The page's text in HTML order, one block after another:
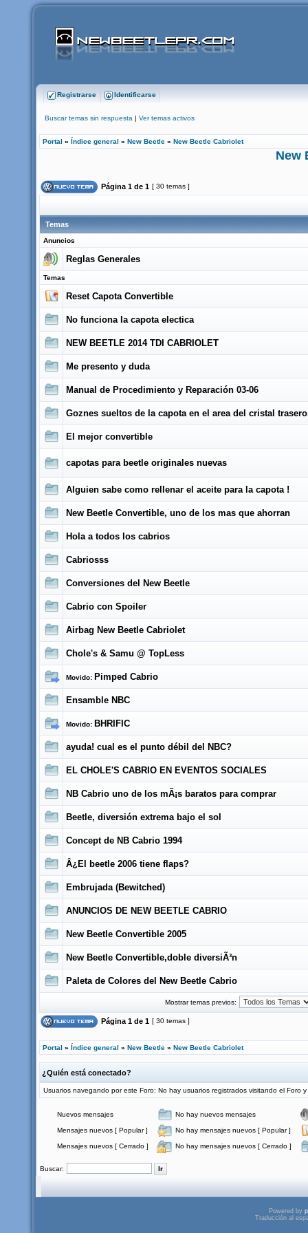
Registrarse Identificarse
Buscar temas sin respuesta | Ver temas activos
Portal » Índice general » New Beetle » New Beetle Cabriolet
New
Página 1 de 1 [ 30 temas ]
Temas
Anuncios
Reglas Generales
Temas
Reset Capota Convertible
No funciona la capota electica
NEW BEETLE 2014 TDI CABRIOLET
Me presento y duda
Manual de Procedimiento y Reparación 03-06
Goznes sueltos de la capota en el area del cristal
El mejor convertible
capotas para beetle originales nuevas
Alguien sabe como rellenar el aceite para la capota !
New Beetle Convertible, uno de los mas que ahorran
Hola a todos los cabrios
Cabriosss
Conversiones del New Beetle
Cabrio con Spoiler
Airbag New Beetle Cabriolet
Chole's & Samu @ TopLess
Movido: Pimped Cabrio
Ensamble NBC
Movido: BHRIFIC
ayuda! cual es el punto débil del NBC?
EL CHOLE'S CABRIO EN EVENTOS SOCIALES
NB Cabrio uno de los mÃ¡s baratos para comprar
Beetle, diversión extrema bajo el sol
Concept de NB Cabrio 1994
Â¿El beetle 2006 tiene flaps?
Embrujada (Bewitched)
ANUNCIOS DE NEW BEETLE CABRIO
New Beetle Convertible 2005
New Beetle Convertible,doble diversiÃ³n
Paleta de Colores del New Beetle Cabrio
Mostrar temas previos:
Página 1 de 1 [ 30 temas ]
Portal » Índice general » New Beetle » New Beetle Cabriolet
¿Quién está conectado?
Usuarios navegando por este Foro: No hay usuarios registrados visitando el Foro
Nuevos mensajes No hay nuevos mensajes
Mensajes nuevos [ Popular ] No hay mensajes nuevos [ Popular ]
Mensajes nuevos [ Cerrado ] No hay mensajes nuevos [ Cerrado ]
Buscar:
Powered by
Traducción al